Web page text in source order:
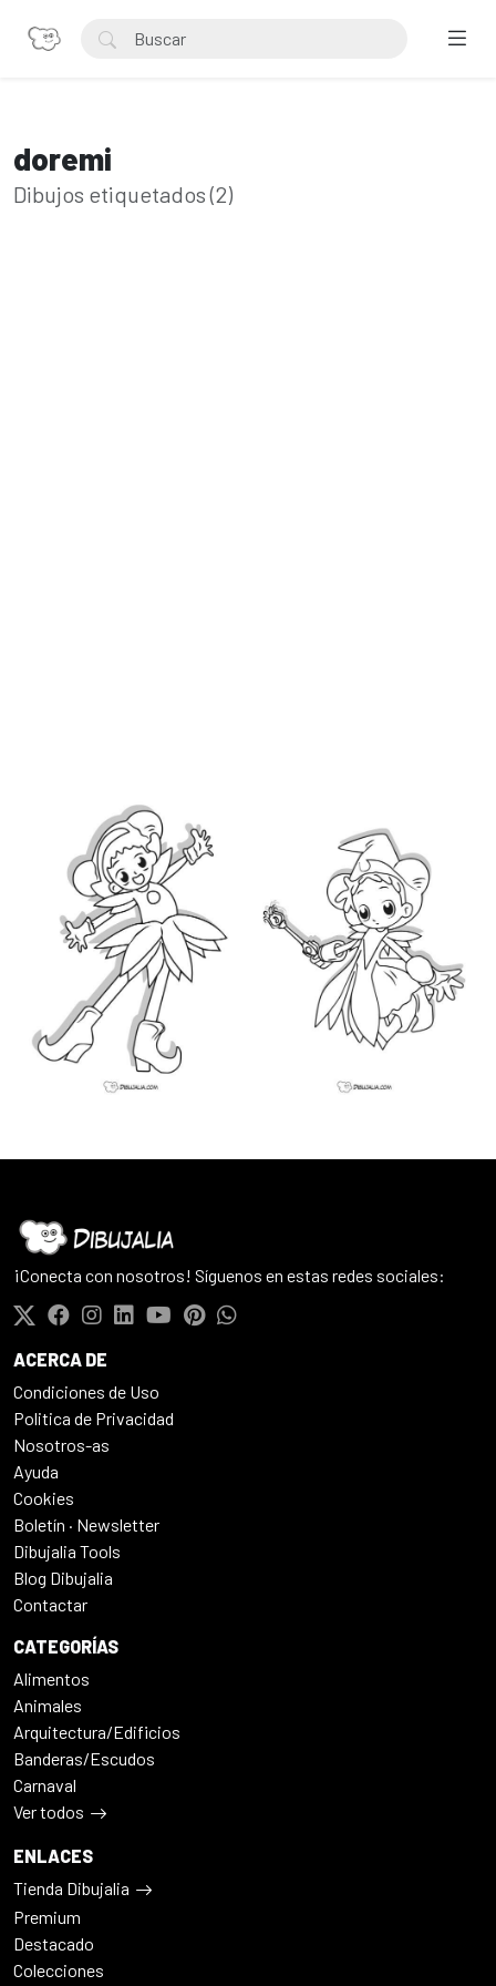
doremi
Dibujos etiquetados (2)
¡Conecta con nosotros! Síguenos en estas redes sociales:
ACERCA DE
Condiciones de Uso
Politica de Privacidad
Nosotros-as
Ayuda
Cookies
Boletín · Newsletter
Dibujalia Tools
Blog Dibujalia
Contactar
CATEGORÍAS
Alimentos
Animales
Arquitectura/Edificios
Banderas/Escudos
Carnaval
Ver todos
ENLACES
Tienda Dibujalia
Premium
Destacado
Colecciones